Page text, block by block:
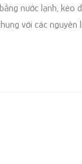
nước lạnh,
với các nguyên